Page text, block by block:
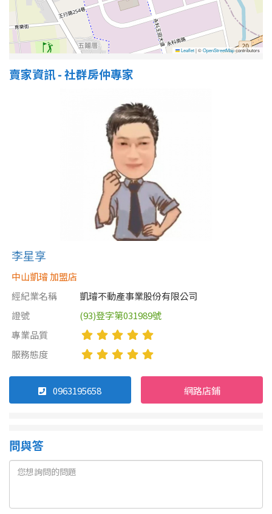
屋齡
5 年以下
Leaflet|©OpenStreetMapcontributors
賣家資訊 - 社群房仲專家
李星享
中山凱璿 加盟店
經紀業名稱
凱璿不動產事業股份有限公司
證號
(93)登字第031989號
專業品質
服務態度
0963195658 網路店鋪
問與答